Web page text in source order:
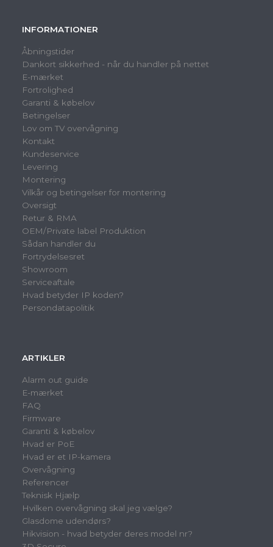
INFORMATIONER
Åbningstider
Dankort sikkerhed - når du handler på nettet
E-mærket
Fortrolighed
Garanti & købelov
Betingelser
Lov om TV overvågning
Kontakt
Kundeservice
Levering
Montering
Vilkår og betingelser for montering
Oversigt
Retur & RMA
OEM/Private label Produktion
Sådan handler du
Fortrydelsesret
Showroom
Serviceaftale
Hvad betyder IP koden?
Persondatapolitik
ARTIKLER
Alarm out guide
E-mærket
FAQ
Firmware
Garanti & købelov
Hvad er PoE
Hvad er et IP-kamera
Overvågning
Referencer
Teknisk Hjælp
Hvilken overvågning skal jeg vælge?
Glasdome udendørs?
Hikvision - hvad betyder deres model nr?